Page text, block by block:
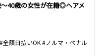
40歳の女性が在籍◎ヘアメ
額日払いOK #ノルマ・ペナル